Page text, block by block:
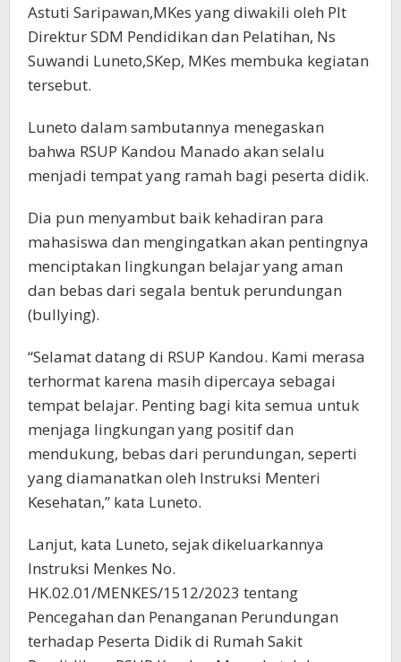
Astuti Saripawan,MKes yang diwakili oleh Plt
Direktur SDM Pendidikan dan Pelatihan, Ns
Suwandi Luneto,SKep, MKes membuka kegiatan
tersebut.
Luneto dalam sambutannya menegaskan
bahwa RSUP Kandou Manado akan selalu
menjadi tempat yang ramah bagi peserta didik.
Dia pun menyambut baik kehadiran para
mahasiswa dan mengingatkan akan pentingnya
menciptakan lingkungan belajar yang aman
dan bebas dari segala bentuk perundungan
(bullying).
“Selamat datang di RSUP Kandou. Kami merasa
terhormat karena masih dipercaya sebagai
tempat belajar. Penting bagi kita semua untuk
menjaga lingkungan yang positif dan
mendukung, bebas dari perundungan, seperti
yang diamanatkan oleh Instruksi Menteri
Kesehatan,” kata Luneto.
Lanjut, kata Luneto, sejak dikeluarkannya
Instruksi Menkes No.
HK.02.01/MENKES/1512/2023 tentang
Pencegahan dan Penanganan Perundungan
terhadap Peserta Didik di Rumah Sakit